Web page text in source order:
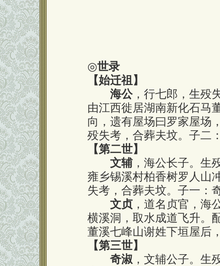
◎世录
【始迁祖】
海公，行七郎，生殁
由江西徙居湖南新化石马
向，遗有屋场曰罗家屋场
殁失考，合葬夫坟。子二
【第二世】
文辅，海公长子。生
雍乡锡溪村柏香树罗人山
失考，合葬夫坟。子一：
文贞 ，道名贞官，海
横溪洞，取水成道飞升。
董溪七峰山谢姓下垣屋后
【第三世】
奇淑 ，文辅公子。生